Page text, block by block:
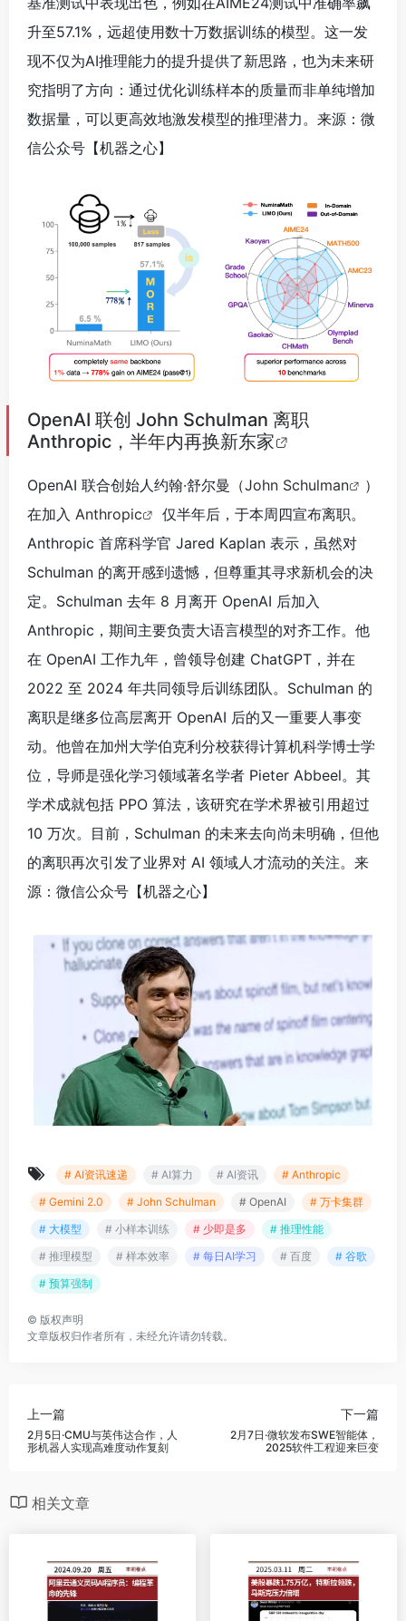
升至57.1%，远超使用数十万数据训练的模型。这一发
现不仅为AI推理能力的提升提供了新思路，也为未来研
究指明了方向：通过优化训练样本的质量而非单纯增加
数据量，可以更高效地激发模型的推理潜力。来源：微
信公众号【机器之心】
OpenAI 联创 John Schulman 离职
Anthropic，半年内再换新东家
OpenAI 联合创始人约翰·舒尔曼（John Schulman
）
在加入 Anthropic
仅半年后，于本周四宣布离职。
Anthropic 首席科学官 Jared Kaplan 表示，虽然对
Schulman 的离开感到遗憾，但尊重其寻求新机会的决
定。Schulman 去年 8 月离开 OpenAI 后加入
Anthropic，期间主要负责大语言模型的对齐工作。他
在 OpenAI 工作九年，曾领导创建 ChatGPT，并在
2022 至 2024 年共同领导后训练团队。Schulman 的
离职是继多位高层离开 OpenAI 后的又一重要人事变
动。他曾在加州大学伯克利分校获得计算机科学博士学
位，导师是强化学习领域著名学者 Pieter Abbeel。其
学术成就包括 PPO 算法，该研究在学术界被引用超过
10 万次。目前，Schulman 的未来去向尚未明确，但他
的离职再次引发了业界对 AI 领域人才流动的关注。来
源：微信公众号【机器之心】
# AI资讯速递 # AI算力 # AI资讯
# Anthropic
# Gemini 2.0
# John Schulman # OpenAI
# 万卡集群
# 大模型
# 小样本训练 # 少即是多
# 推理性能
# 推理模型
# 样本效率 # 每日AI学习 # 百度
# 谷歌
# 预算强制
© 版权声明
文章版权归作者所有，未经允许请勿转载。
上一篇
2月5日·CMU与英伟达合作，人
形机器人实现高难度动作复刻
下一篇
2月7日·微软发布SWE智能体，
2025软件工程迎来巨变
相关文章